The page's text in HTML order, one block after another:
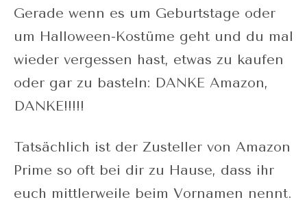
Gerade wenn es um Geburtstage oder
um Halloween-Kostüme geht und du mal
wieder vergessen hast, etwas zu kaufen
oder gar zu basteln: DANKE Amazon,
DANKE!!!!!
Tatsächlich ist der Zusteller von Amazon
Prime so oft bei dir zu Hause, dass ihr
euch mittlerweile beim Vornamen nennt.